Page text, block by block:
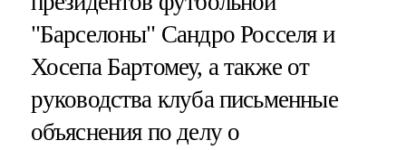
"Барселоны" Сандро Росселя и
Хосепа Бартомеу, а также от
руководства клуба письменные
объяснения по делу о